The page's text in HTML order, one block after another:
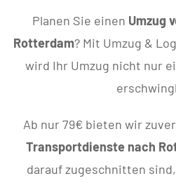
Planen Sie einen Umzug
Rotterdam? Mit Umzug &
wird Ihr Umzug nicht nur
Ab nur 79€ bieten wir
Transportdienste nach
darauf zugeschnitten